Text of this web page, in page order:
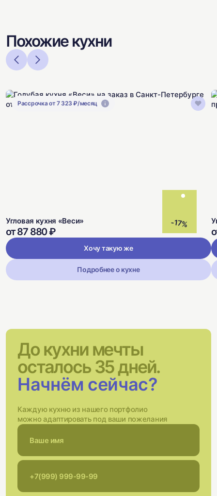
Похожие кухни
Рассрочка от 7 323 ₽/месяц
-17%
Угловая кухня «Веси»
от 87 880 ₽
Хочу такую же
Подробнее о кухне
До кухни мечты
осталось 35 дней.
Начнём сейчас?
Каждую кухню из нашего портфолио
можно адаптировать под ваши пожелания